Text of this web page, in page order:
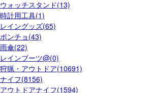
ウォッチスタンド(13)
時計用工具(1)
レイングッズ(65)
ポンチョ(43)
雨傘(22)
レインブーツ@(0)
狩猟・アウトドア(10691)
ナイフ(8156)
アウトドアナイフ(1594)